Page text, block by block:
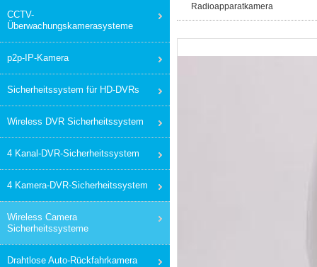
CCTV-
Überwachungskamerasysteme
p2p-IP-Kamera
Sicherheitssystem für HD-DVRs
Wireless DVR Sicherheitssystem
4 Kanal-DVR-Sicherheitssystem
4 Kamera-DVR-Sicherheitssystem
Wireless Camera
Sicherheitssysteme
Drahtlose Auto-Rückfahrkamera
Radioapparatkamera